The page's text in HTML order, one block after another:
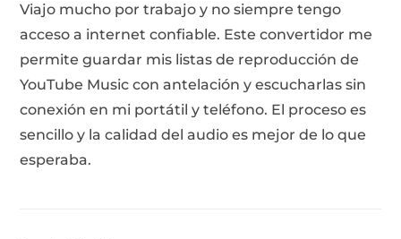
SoundCloud
Viajo mucho por trabajo y no siempre tengo
acceso a internet confiable. Este convertidor me
permite guardar mis listas de reproducción de
YouTube Music con antelación y escucharlas sin
conexión en mi portátil y teléfono. El proceso es
sencillo y la calidad del audio es mejor de lo que
esperaba.